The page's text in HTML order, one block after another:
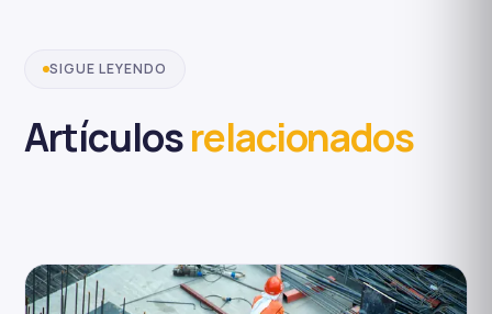
SIGUE LEYENDO
Artículosrelacionados